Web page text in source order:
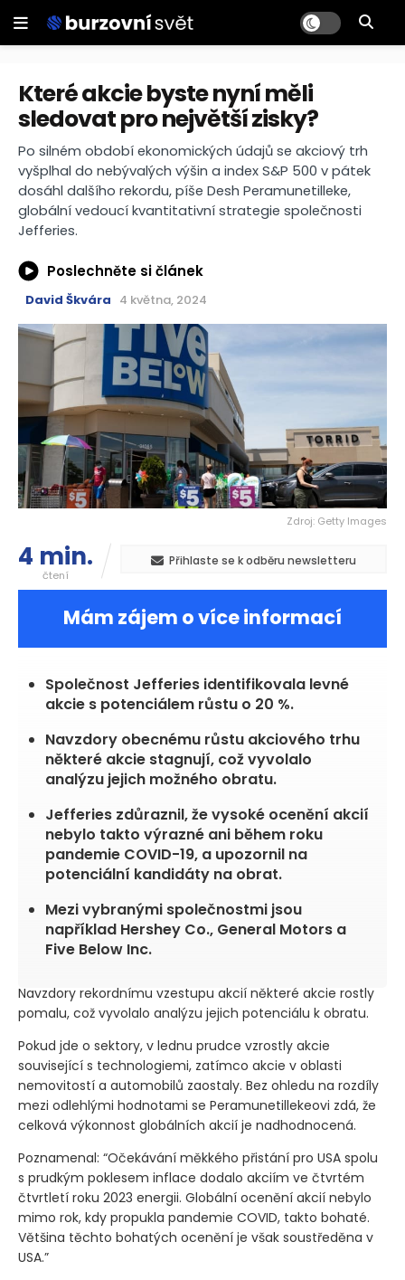
Které akcie byste nyní měli
sledovat pro největší zisky?
Po silném období ekonomických údajů se akciový trh
vyšplhal do nebývalých výšin a index S&P 500 v pátek
dosáhl dalšího rekordu, píše Desh Peramunetilleke,
globální vedoucí kvantitativní strategie společnosti
Jefferies.
Poslechněte si článek
David Škvára 4 května, 2024
Zdroj: Getty Images
4 min.
čtení
Přihlaste se k odběru newsletteru
Mám zájem o více informací
Společnost Jefferies identifikovala levné
akcie s potenciálem růstu o 20 %.
Navzdory obecnému růstu akciového trhu
některé akcie stagnují, což vyvolalo
analýzu jejich možného obratu.
Jefferies zdůraznil, že vysoké ocenění akcií
nebylo takto výrazné ani během roku
pandemie COVID-19, a upozornil na
potenciální kandidáty na obrat.
Mezi vybranými společnostmi jsou
například Hershey Co., General Motors a
Five Below Inc.
Navzdory rekordnímu vzestupu akcií některé akcie rostly
pomalu, což vyvolalo analýzu jejich potenciálu k obratu.
Pokud jde o sektory, v lednu prudce vzrostly akcie
související s technologiemi, zatímco akcie v oblasti
nemovitostí a automobilů zaostaly. Bez ohledu na rozdíly
mezi odlehlými hodnotami se Peramunetillekeovi zdá, že
celková výkonnost globálních akcií je nadhodnocená.
Poznamenal: “Očekávání měkkého přistání pro USA spolu
s prudkým poklesem inflace dodalo akciím ve čtvrtém
čtvrtletí roku 2023 energii. Globální ocenění akcií nebylo
mimo rok, kdy propukla pandemie COVID, takto bohaté.
Většina těchto bohatých ocenění je však soustředěna v
USA.”